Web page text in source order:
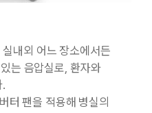
내외 어느 장소에서든
는 음압실로, 환자와
터 팬을 적용해 병실의